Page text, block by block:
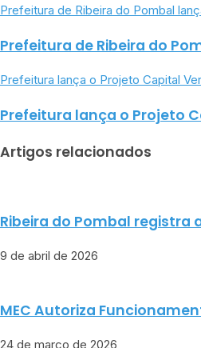
Prefeitura de Ribeira do Pombal
Prefeitura de Ribeira do
Prefeitura lança o Projeto Capital
Prefeitura lança o Projeto
Artigos relacionados
Ribeira do Pombal
9 de abril de 2026
MEC Autoriza
24 de março de 2026